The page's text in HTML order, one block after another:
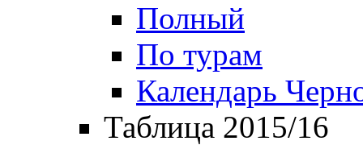
Полный
По турам
Календарь
Таблица 2015/16